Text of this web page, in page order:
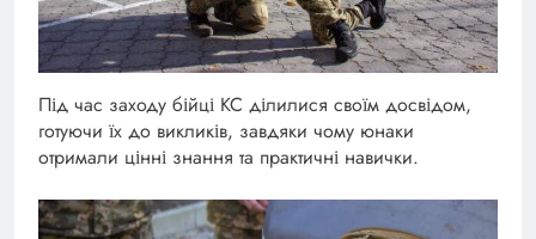
Під час заходу бійці КС ділилися своїм досвідом,
готуючи їх до викликів, завдяки чому юнаки
отримали цінні знання та практичні навички.